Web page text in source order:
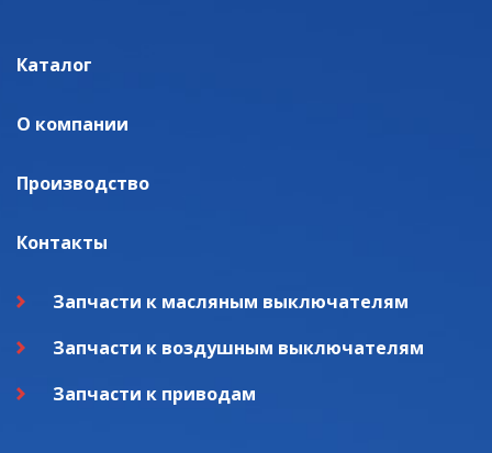
Каталог
О компании
Производство
Контакты
Запчасти к масляным выключателям
Запчасти к воздушным выключателям
Запчасти к приводам